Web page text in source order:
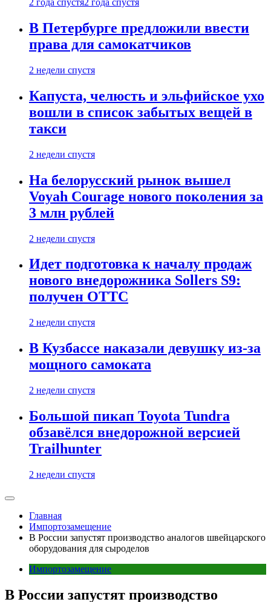
2 года спустя2 года спустя
В Петербурге предложили ввести
права для самокатчиков
2 недели спустя
Капуста, челюсть и эльфийское ухо
вошли в список забытых вещей в
такси
2 недели спустя
На белорусский рынок вышел
Voyah Courage нового поколения за
3 млн рублей
2 недели спустя
Идет подготовка к началу продаж
нового внедорожника Sollers S9:
получен ОТТС
2 недели спустя
В Кузбассе наказали девушку из-за
мощного самоката
2 недели спустя
Большой пикап Toyota Tundra
обзавёлся внедорожной версией
Trailhunter
2 недели спустя
Главная
Импортозамещение
В России запустят производство аналогов швейцарского
оборудования для сыроделов
Импортозамещение
В России запустят производство